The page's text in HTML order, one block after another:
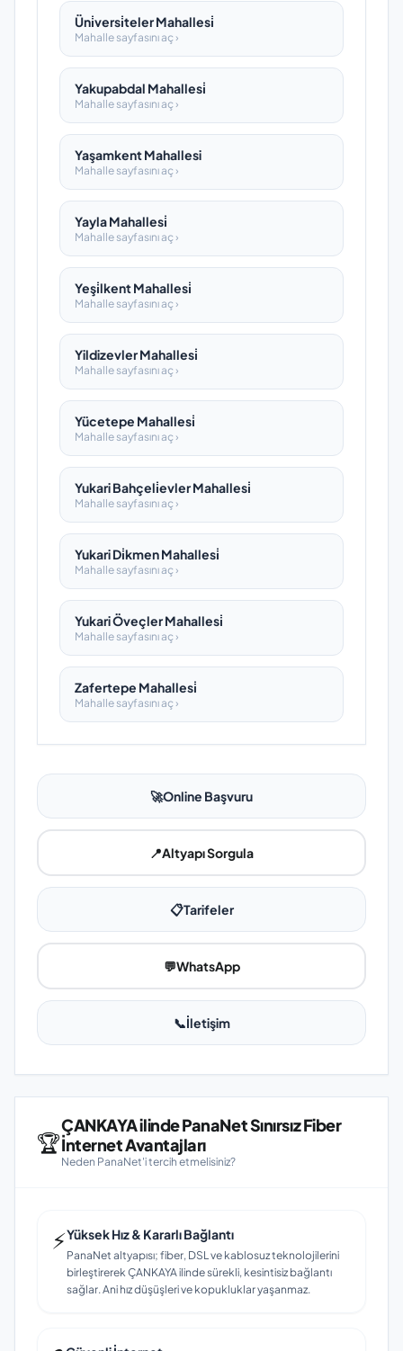
Üni̇versi̇teler Mahallesi̇
Mahalle sayfasını aç ›
Yakupabdal Mahallesi̇
Mahalle sayfasını aç ›
Yaşamkent Mahallesi
Mahalle sayfasını aç ›
Yayla Mahallesi̇
Mahalle sayfasını aç ›
Yeşi̇lkent Mahallesi̇
Mahalle sayfasını aç ›
Yildizevler Mahallesi̇
Mahalle sayfasını aç ›
Yücetepe Mahallesi̇
Mahalle sayfasını aç ›
Yukari Bahçeli̇evler Mahallesi̇
Mahalle sayfasını aç ›
Yukari Di̇kmen Mahallesi̇
Mahalle sayfasını aç ›
Yukari Öveçler Mahallesi̇
Mahalle sayfasını aç ›
Zafertepe Mahallesi̇
Mahalle sayfasını aç ›
🚀Online Başvuru
📍Altyapı Sorgula
📋Tarifeler
💬WhatsApp
📞İletişim
🏆
ÇANKAYA ilinde PanaNet Sınırsız Fiber
İnternet Avantajları
Neden PanaNet'i tercih etmelisiniz?
⚡Yüksek Hız & Kararlı Bağlantı
PanaNet altyapısı; fiber, DSL ve kablosuz teknolojilerini
birleştirerek ÇANKAYA ilinde sürekli, kesintisiz bağlantı
sağlar. Ani hız düşüşleri ve kopukluklar yaşanmaz.